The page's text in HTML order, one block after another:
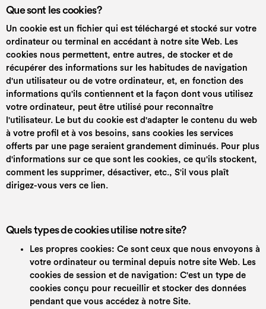
Que sont les cookies?
Un cookie est un fichier qui est téléchargé et stocké sur votre
ordinateur ou terminal en accédant à notre site Web. Les
cookies nous permettent, entre autres, de stocker et de
récupérer des informations sur les habitudes de navigation
d'un utilisateur ou de votre ordinateur, et, en fonction des
informations qu'ils contiennent et la façon dont vous utilisez
votre ordinateur, peut être utilisé pour reconnaître
l'utilisateur. Le but du cookie est d'adapter le contenu du web
à votre profil et à vos besoins, sans cookies les services
offerts par une page seraient grandement diminués. Pour plus
d'informations sur ce que sont les cookies, ce qu'ils stockent,
comment les supprimer, désactiver, etc., S'il vous plaît
dirigez-vous vers ce lien.
Quels types de cookies utilise notre site?
Les propres cookies: Ce sont ceux que nous envoyons à
votre ordinateur ou terminal depuis notre site Web. Les
cookies de session et de navigation: C'est un type de
cookies conçu pour recueillir et stocker des données
pendant que vous accédez à notre Site.